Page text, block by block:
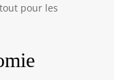
pour les